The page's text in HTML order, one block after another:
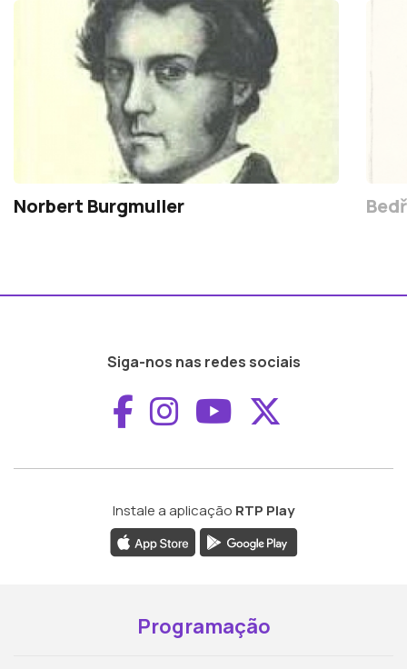
Norbert Burgmuller
Siga-nos nas redes sociais
Aceder ao
Aceder ao
Aceder ao
Instale a aplicação RTP Play
Programação